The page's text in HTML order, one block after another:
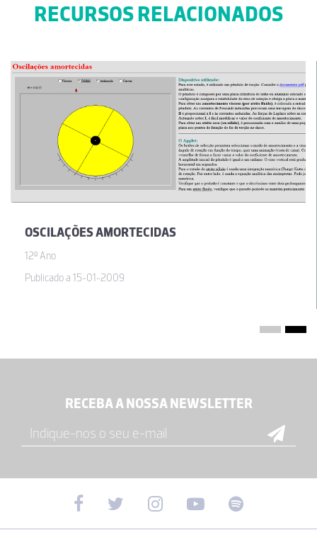
RECURSOS RELACIONADOS
OSCILAÇÕES AMORTECIDAS
12º Ano
Publicado a 15-01-2009
RECEBA A NOSSA NEWSLETTER